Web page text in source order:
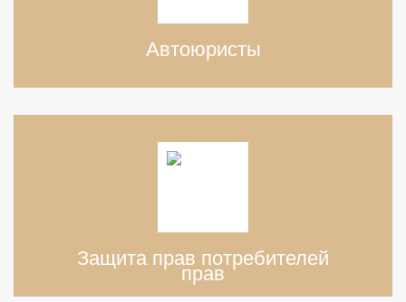
Автоюристы
Защита прав потребителей